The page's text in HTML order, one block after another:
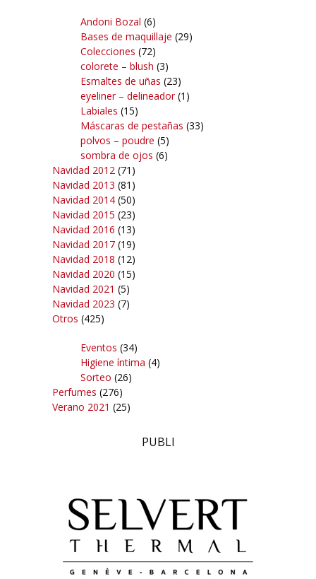
Andoni Bozal (6)
Bases de maquillaje (29)
Colecciones (72)
colorete – blush (3)
Esmaltes de uñas (23)
eyeliner – delineador(1)
Labiales (15)
Máscaras de pestañas (33)
polvos – poudre (5)
sombra de ojos (6)
Navidad 2012 (71)
Navidad 2013 (81)
Navidad 2014 (50)
Navidad 2015 (23)
Navidad 2016 (13)
Navidad 2017 (19)
Navidad 2018 (12)
Navidad 2020 (15)
Navidad 2021 (5)
Navidad 2023 (7)
Otros (425)
Eventos (34)
Higiene íntima (4)
Sorteo (26)
Perfumes (276)
Verano 2021 (25)
PUBLI